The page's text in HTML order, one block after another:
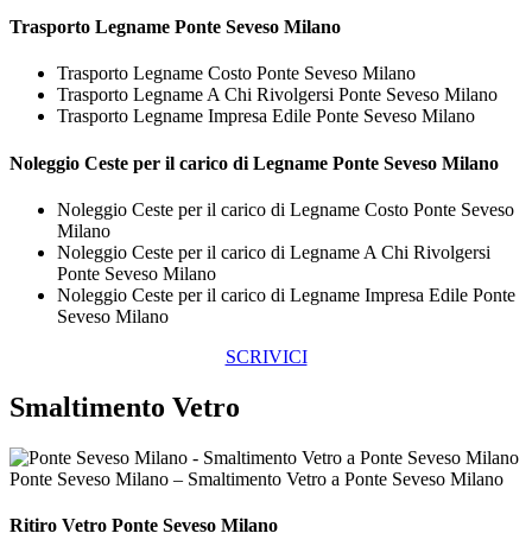
Trasporto Legname Ponte Seveso Milano
Trasporto Legname Costo Ponte Seveso Milano
Trasporto Legname A Chi Rivolgersi Ponte Seveso Milano
Trasporto Legname Impresa Edile Ponte Seveso Milano
Noleggio Ceste per il carico di Legname Ponte Seveso Milano
Noleggio Ceste per il carico di Legname Costo Ponte Seveso
Milano
Noleggio Ceste per il carico di Legname A Chi Rivolgersi
Ponte Seveso Milano
Noleggio Ceste per il carico di Legname Impresa Edile Ponte
Seveso Milano
SCRIVICI
Smaltimento Vetro
Ponte Seveso Milano – Smaltimento Vetro a Ponte Seveso Milano
Ritiro Vetro Ponte Seveso Milano